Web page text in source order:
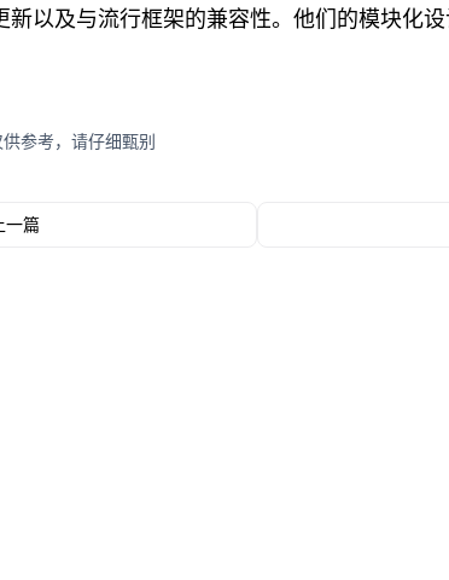
新以及与流行框架的兼容性。他们的模块化
参考，请仔细甄别
一篇